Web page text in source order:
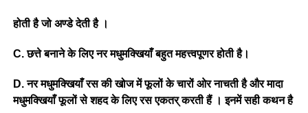
होती है जो अण्डे देती है ।
C. छत्ते बनाने के लिए नर मधुमक्खियाँ बहुत महत्त्वपूणर होती है।
D. नर मधुमक्खियाँ रस की खोज में फूलों के चारों ओर नाचती है और मादा
मधुमक्खियाँ फूलों से शहद के लिए रस एकतर् करती हैं । इनमें सही कथन है